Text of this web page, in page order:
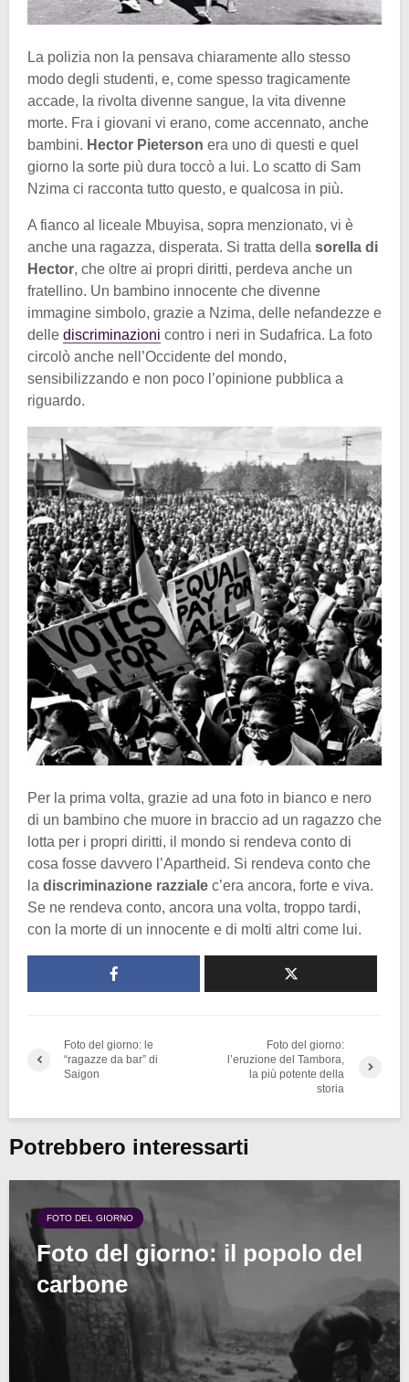
La polizia non la pensava chiaramente allo stesso
modo degli studenti, e, come spesso tragicamente
accade, la rivolta divenne sangue, la vita divenne
morte. Fra i giovani vi erano, come accennato, anche
bambini. Hector Pieterson era uno di questi e quel
giorno la sorte più dura toccò a lui. Lo scatto di Sam
Nzima ci racconta tutto questo, e qualcosa in più.
A fianco al liceale Mbuyisa, sopra menzionato, vi è
anche una ragazza, disperata. Si tratta della sorella di
Hector, che oltre ai propri diritti, perdeva anche un
fratellino. Un bambino innocente che divenne
immagine simbolo, grazie a Nzima, delle nefandezze e
delle discriminazioni contro i neri in Sudafrica. La foto
circolò anche nell’Occidente del mondo,
sensibilizzando e non poco l’opinione pubblica a
riguardo.
Per la prima volta, grazie ad una foto in bianco e nero
di un bambino che muore in braccio ad un ragazzo che
lotta per i propri diritti, il mondo si rendeva conto di
cosa fosse davvero l’Apartheid. Si rendeva conto che
la discriminazione razziale c’era ancora, forte e viva.
Se ne rendeva conto, ancora una volta, troppo tardi,
con la morte di un innocente e di molti altri come lui.
Foto del giorno: le
“ragazze da bar” di
Saigon
Foto del giorno:
l’eruzione del Tambora,
la più potente della
storia
Potrebbero interessarti
FOTO DEL GIORNO
Foto del giorno: il popolo del
carbone